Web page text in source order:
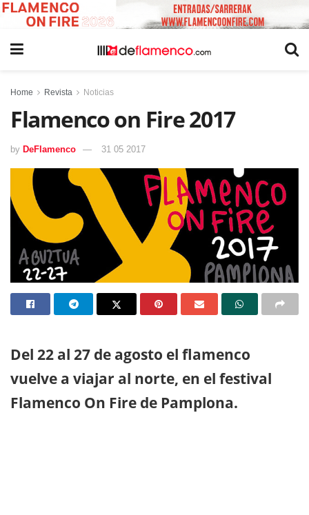
Home Revista Noticias
Flamenco on Fire 2017
by DeFlamenco 31 05 2017
Del 22 al 27 de agosto el flamenco
vuelve a viajar al norte, en el festival
Flamenco On Fire de Pamplona.